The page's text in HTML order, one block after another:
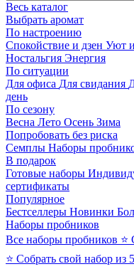
Весь каталог
Выбрать аромат
По настроению
Спокойствие и дзен Уют
Ностальгия Энергия
По ситуации
Для офиса Для свидания
день
По сезону
Весна Лето Осень Зима
Попробовать без риска
Семплы Наборы
В подарок
Готовые наборы
сертификаты
Популярное
Бестселлеры Новинки
Наборы пробников
Все наборы пробников ⭐
⭐ Собрать свой набор из